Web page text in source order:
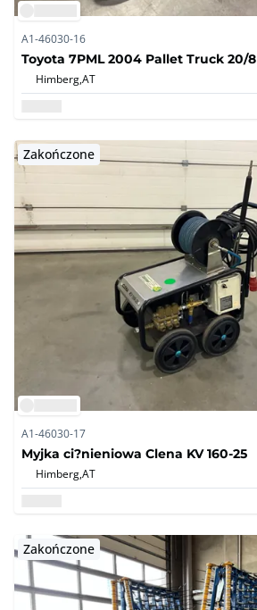
A1-46030-16
Toyota 7PML 2004 Pallet Truck 20/8
Himberg,AT
Zakończone
A1-46030-17
Myjka ci?nieniowa Clena KV 160-25
Himberg,AT
Zakończone